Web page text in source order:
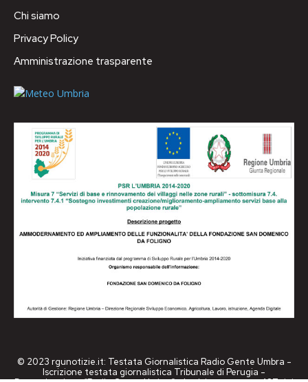
Chi siamo
Privacy Policy
Amministrazione trasparente
© 2023 rgunotizie.it: Testata Giornalistica Radio Gente Umbra -
Iscrizione testata giornalistica Tribunale di Perugia -